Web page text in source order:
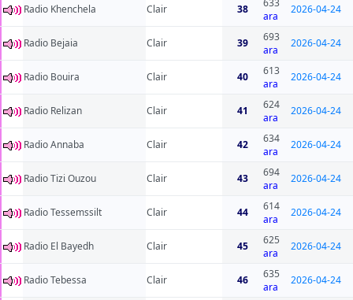
Radio Khenchela Clair 38
633
ara
2026-04-24
Radio Bejaia Clair 39
693
ara
2026-04-24
Radio Bouira Clair 40
613
ara
2026-04-24
Radio Relizan Clair 41
624
ara
2026-04-24
Radio Annaba Clair 42
634
ara
2026-04-24
Radio Tizi Ouzou Clair 43
694
ara
2026-04-24
Radio Tessemssilt Clair 44
614
ara
2026-04-24
Radio El Bayedh Clair 45
625
ara
2026-04-24
Radio Tebessa Clair 46
635
ara
2026-04-24